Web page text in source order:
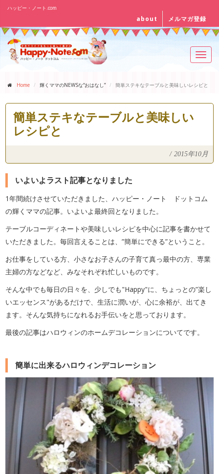
ハッピー・ノート.com
about メルマガ登録
Home 輝くママのNEWSな“おはなし” 簡単ステキなテーブルと美味しいレシピと
簡単ステキなテーブルと美味しい
レシピと
/ 2015年10月
いよいよラスト記事となりました
1年間続けさせていただきました、ハッピー・ノート ドットコム
の輝くママの記事。いよいよ最終回となりました。
テーブルコーディネートや美味しいレシピを中心に記事を書かせて
いただきました。毎回言えることは、”簡単にできる”ということ。
お仕事をしている方、小さなお子さんの子育て真っ最中の方、専業
主婦の方などなど、みなそれぞれ忙しいものです。
そんな中でも毎日の日々を、少しでも"Happy"に、ちょっとの”楽し
いエッセンス"があるだけで、生活に潤いが、心に余裕が、出てき
ます。そんな気持ちになれるお手伝いをと思っております。
最後の記事はハロウィンのホームデコレーションについてです。
簡単に出来るハロウィンデコレーション